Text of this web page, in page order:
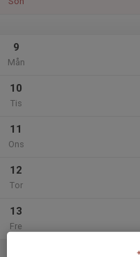
9
Mån
10
Tis
11
Ons
12
Tor
13
Fre